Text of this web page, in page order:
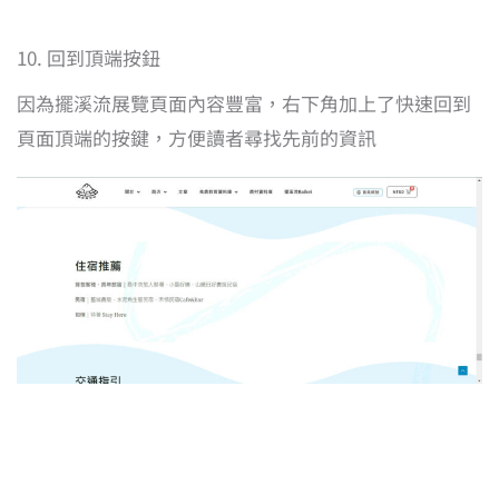
10. 回到頂端按鈕
因為擺溪流展覽頁面內容豐富，右下角加上了快速回到
頁面頂端的按鍵，方便讀者尋找先前的資訊